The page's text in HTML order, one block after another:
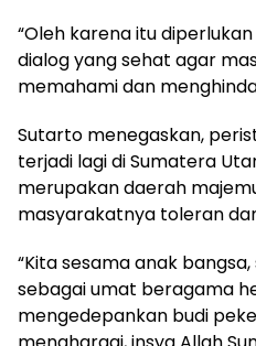
“Oleh karena itu
dialog yang sehat agar
memahami dan
Sutarto menegaskan,
terjadi lagi di Sumatera
merupakan daerah
masyarakatnya toleran
“Kita sesama anak
sebagai umat beragama
mengedepankan budi